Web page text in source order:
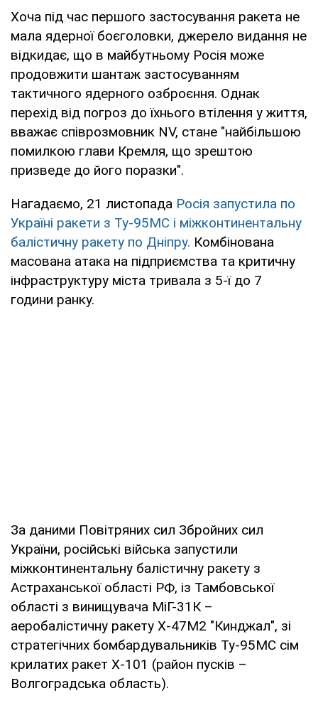
Хоча під час першого застосування ракета не
мала ядерної боєголовки, джерело видання не
відкидає, що в майбутньому Росія може
продовжити шантаж застосуванням
тактичного ядерного озброєння. Однак
перехід від погроз до їхнього втілення у життя,
вважає співрозмовник NV, стане "найбільшою
помилкою глави Кремля, що зрештою
призведе до його поразки".
Нагадаємо, 21 листопада Росія запустила по
Україні ракети з Ту-95МС і міжконтинентальну
балістичну ракету по Дніпру. Комбінована
масована атака на підприємства та критичну
інфраструктуру міста тривала з 5-ї до 7
години ранку.
За даними Повітряних сил Збройних сил
України, російські війська запустили
міжконтинентальну балістичну ракету з
Астраханської області РФ, із Тамбовської
області з винищувача МіГ-31К –
аеробалістичну ракету Х-47М2 "Кинджал", зі
стратегічних бомбардувальників Ту-95МС сім
крилатих ракет Х-101 (район пусків –
Волгоградська область).